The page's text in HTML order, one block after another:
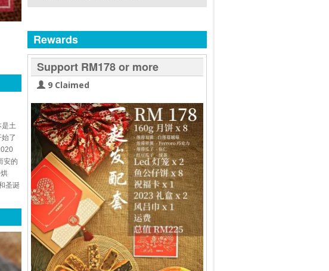
土
了
安的
圣诞
Rewards
Support RM178 or more
9 Claimed